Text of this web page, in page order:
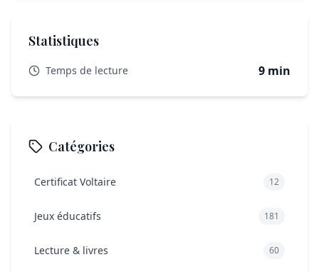
Où peut-on trouver ses romans ?
Statistiques
Temps de lecture 9 min
Catégories
Certificat Voltaire 12
Jeux éducatifs 181
Lecture & livres 60